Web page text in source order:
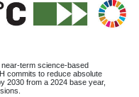
near-term science-based
commits to reduce absolute
2030 from a 2024 base year,